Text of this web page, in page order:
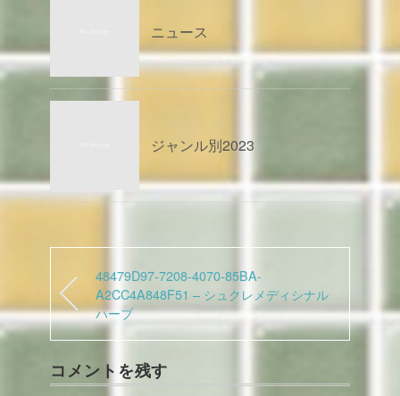
ニュース
ジャンル別2023
48479D97-7208-4070-85BA-
A2CC4A848F51 – シュクレメディシナル
ハーブ
コメントを残す